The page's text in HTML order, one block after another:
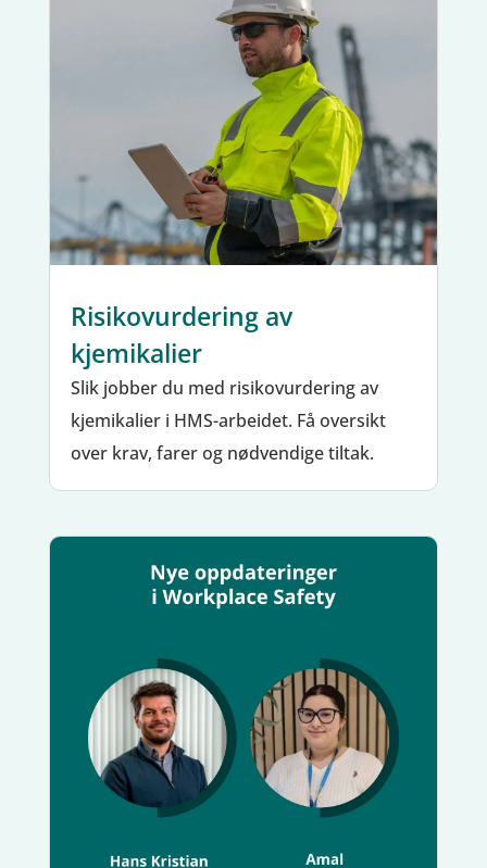
Risikovurdering av
kjemikalier
Slik jobber du med risikovurdering av
kjemikalier i HMS-arbeidet. Få oversikt
over krav, farer og nødvendige tiltak.